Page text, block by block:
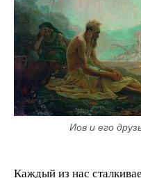
Иов и его
Каждый из нас